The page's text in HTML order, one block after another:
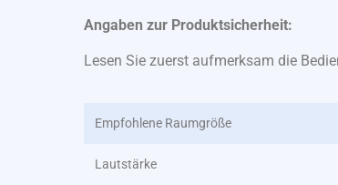
Angaben zur Produktsicherheit:
Lesen Sie zuerst aufmerksam die
Empfohlene Raumgröße
Lautstärke